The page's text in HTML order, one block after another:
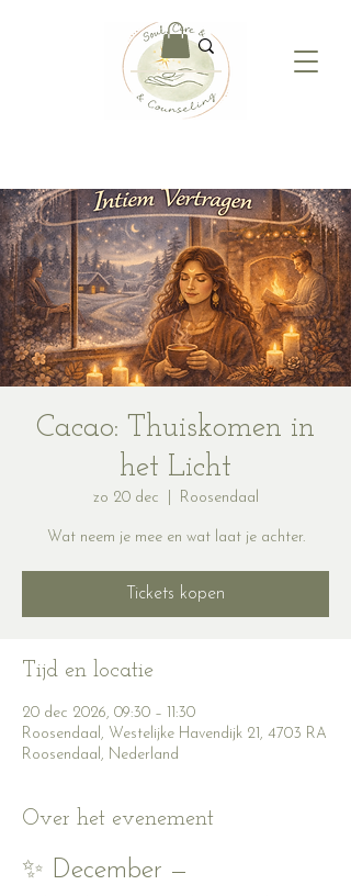
Cacao: Thuiskomen in
het Licht
zo 20 dec Roosendaal
Wat neem je mee en wat laat je achter.
Tickets kopen
Tijd en locatie
20 dec 2026, 09:30 – 11:30
Roosendaal, Westelijke Havendijk 21, 4703 RA
Roosendaal, Nederland
Over het evenement
✨ December —